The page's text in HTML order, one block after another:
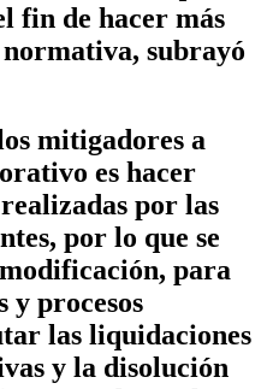
fin de hacer más
subrayó
mitigadores a
es hacer
por las
por lo que se
para
y procesos
las liquidaciones
y la disolución